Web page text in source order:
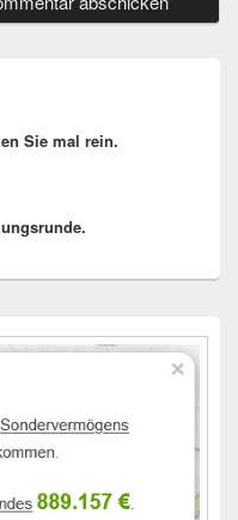
Sie mal rein.